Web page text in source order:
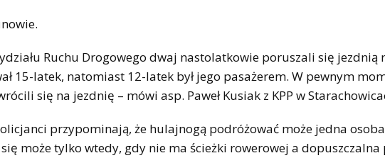
Ruchu Drogowego dwaj nastolatkowie poruszali się jezdnią
15-latek, natomiast 12-latek był jego pasażerem. W pewnym
się na jezdnię – mówi asp. Paweł Kusiak z KPP w
przypominają, że hulajnogą podróżować może jedna
może tylko wtedy, gdy nie ma ścieżki rowerowej a dopuszczalna